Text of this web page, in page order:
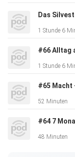
diskutieren Stefan
einem
07:16:
18:00:
Das
1 Stunde 6
#66 Alltag
1 Stunde 6
#65 Macht
52 Minuten
48 Minuten